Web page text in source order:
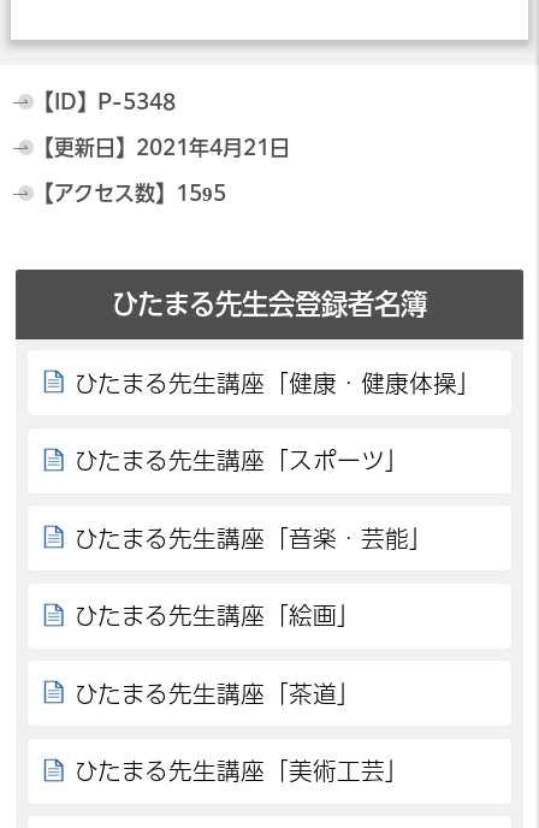
【ID】 P-5348
【更新日】 2021年4月21日
【アクセス数】 1595
ひたまる先生会登録者名簿
ひたまる先生講座「健康・健康体操」
ひたまる先生講座「スポーツ」
ひたまる先生講座「音楽・芸能」
ひたまる先生講座「絵画」
ひたまる先生講座「茶道」
ひたまる先生講座「美術工芸」